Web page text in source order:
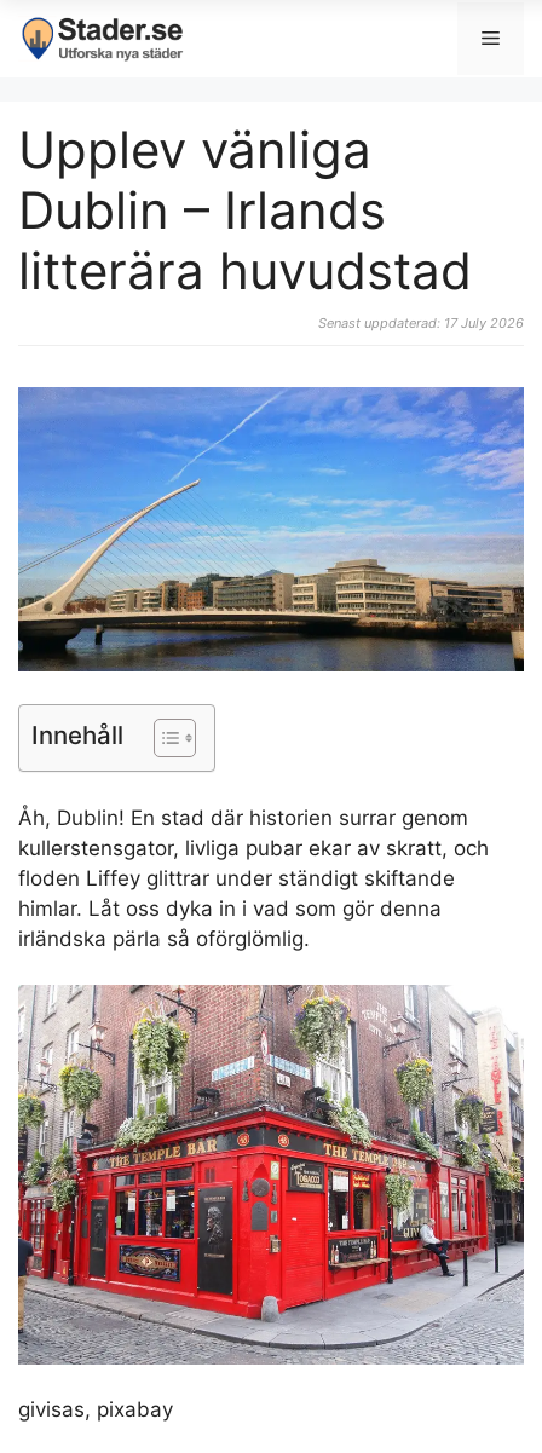
Upplev vänliga
Dublin – Irlands
litterära huvudstad
Senast uppdaterad: 17 July 2026
Innehåll
Åh, Dublin! En stad där historien surrar genom
kullerstensgator, livliga pubar ekar av skratt, och
floden Liffey glittrar under ständigt skiftande
himlar. Låt oss dyka in i vad som gör denna
irländska pärla så oförglömlig.
givisas, pixabay